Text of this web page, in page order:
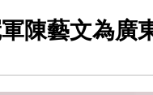
陳藝文為廣